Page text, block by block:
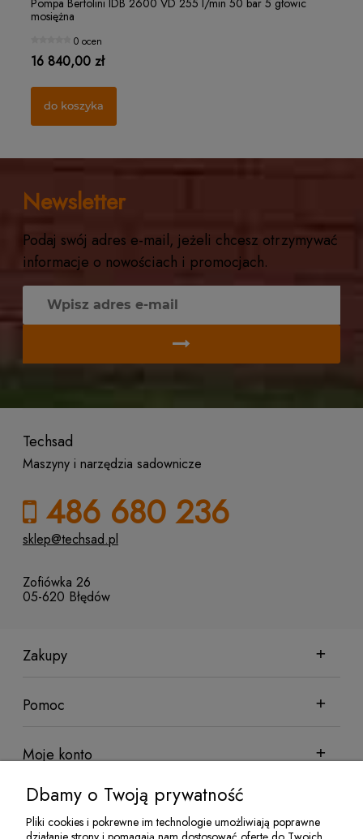
Pompa Bertolini IDB 2600 VD 255 l/min 50 bar 5 głowic
mosiężna
0 ocen
16 840,00 zł
do koszyka
Filterek rozpylacza "czapeczka" Ø15 MESH 32
1 ocena
1,25 zł
do koszyka
Newsletter
Podaj swój adres e-mail, jeżeli chcesz otrzymywać
informacje o nowościach i promocjach.
Techsad
Maszyny i narzędzia sadownicze
486 680 236
sklep@techsad.pl
Zofiówka 26
05-620 Błędów
Zakupy
Pomoc
Moje konto
Informacje
Dbamy o Twoją prywatność
Pliki cookies i pokrewne im technologie umożliwiają poprawne